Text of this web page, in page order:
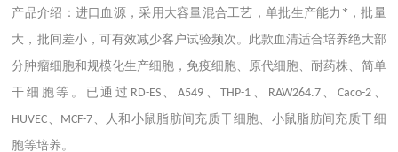
产品介绍：进口血源，采用大容量混合工艺，单批生产能力*，批量
大，批间差小，可有效减少客户试验频次。此款血清适合培养绝大部
分肿瘤细胞和规模化生产细胞，免疫细胞、原代细胞、耐药株、简单
干细胞等。已通过 RD-ES、 A549、THP-1 RAW264.7、 Caco-2、
HUVEC MCF-7 、人和小鼠脂肪间充质干细胞、小鼠脂肪间充质干细
胞等培养。